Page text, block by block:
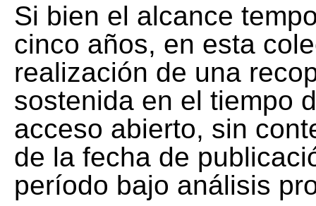
Si bien el alcance
cinco años, en esta
realización de una
sostenida en el tiempo
acceso abierto, sin
de la fecha de
período bajo análisis